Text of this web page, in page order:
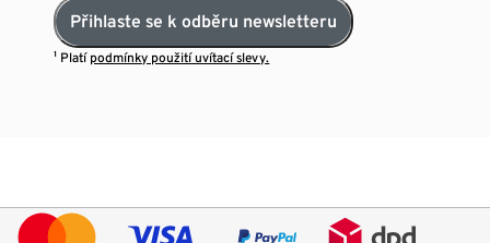
Přihlaste se k odběru newsletteru
¹ Platí podmínky použití uvítací slevy.